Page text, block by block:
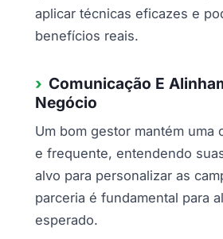
aplicar técnicas eficazes e
benefícios reais.
Comunicação E
Negócio
Um bom gestor mantém uma
e frequente, entendendo
alvo para personalizar as
parceria é fundamental para
esperado.